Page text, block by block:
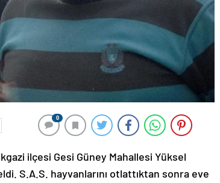
0
ilçesi Gesi Güney Mahallesi Yüksel
S.A.S. hayvanlarını otlattıktan sonra eve